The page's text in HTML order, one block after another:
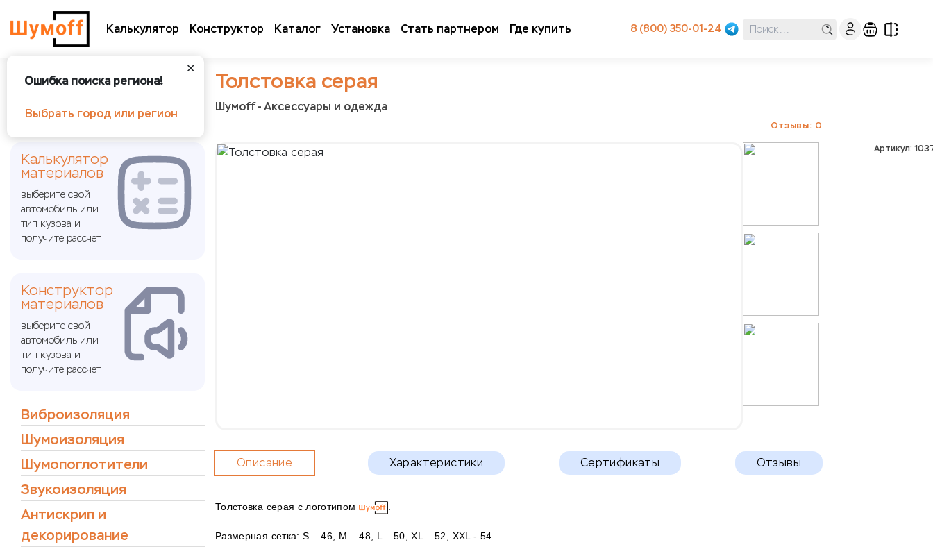
Калькулятор Конструктор Каталог Установка Стать партнером Где купить 8 (800) 350-01-24
✕
Ошибка поиска региона!
Выбрать город или регион
Толстовка серая
Шумoff - Аксессуары и одежда
Отзывы: 0
Калькулятор
материалов
выберите свой
автомобиль или
тип кузова и
получите рассчет
Конструктор
материалов
выберите свой
автомобиль или
тип кузова и
получите рассчет
Виброизоляция
Шумоизоляция
Шумопоглотители
Звукоизоляция
Антискрип и
декорирование
Описание Характеристики Сертификаты Отзывы
Толстовка серая с логотипом
Размерная сетка: S – 46, M – 48, L – 50, XL – 52, XXL - 54
Артикул: